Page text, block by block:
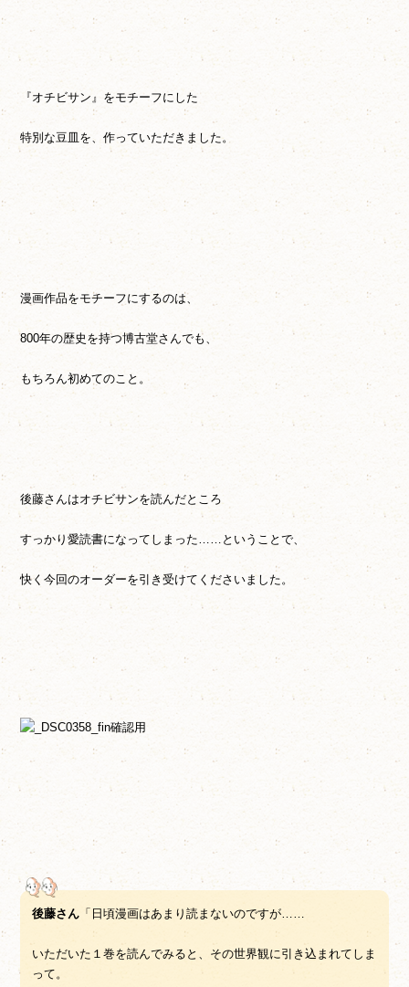
『オチビサン』をモチーフにした
特別な豆皿を、作っていただきました。
漫画作品をモチーフにするのは、
800年の歴史を持つ博古堂さんでも、
もちろん初めてのこと。
後藤さんはオチビサンを読んだところ
すっかり愛読書になってしまった……ということで、
快く今回のオーダーを引き受けてくださいました。
後藤さん 「日頃漫画はあまり読まないのですが……
いただいた１巻を読んでみると、その世界観に引き込まれてしま
って。